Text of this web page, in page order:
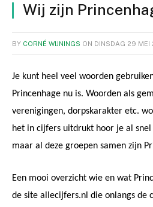
Wij zijn
BY CORNÉ WIJNINGS ON DINSDAG 29 MEI
Je kunt heel veel woorden
Princenhage nu is. Woorden als
verenigingen, dorpskarakter etc.
het in cijfers uitdrukt hoor je al
maar al deze groepen samen zijn
Een mooi overzicht wie en wat
de site allecijfers.nl die onlangs de